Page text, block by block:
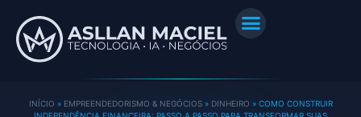
INÍCIO » EMPREENDEDORISMO & NEGÓCIOS» DINHEIRO » COMO CONSTRUIR